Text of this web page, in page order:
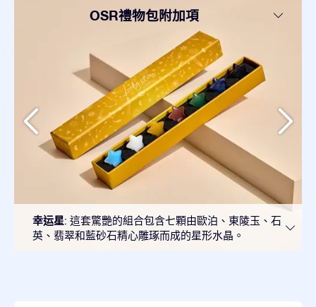
OSR禮物包附加項
幸运星: 這套驚艷的組合包含七顆由歐泊、東陵玉、石
英、翡翠和藍砂石精心雕琢而成的星形水晶。